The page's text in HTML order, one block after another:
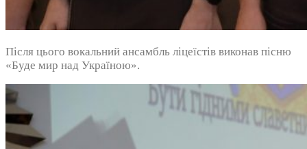
Після цього вокальний ансамбль ліцеїстів виконав пісню
«Буде мир над Україною».